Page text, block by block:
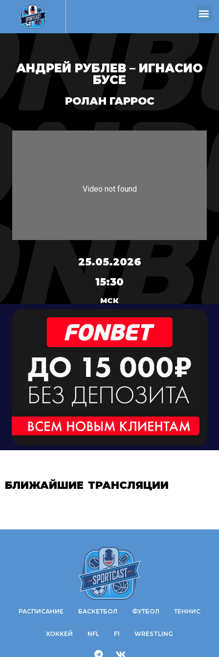
АНДРЕЙ РУБЛЕВ – ИГНАСИО
БУСЕ
РОЛАН ГАРРОС
25.05.2026
15:30
МСК
БЛИЖАЙШИЕ ТРАНСЛЯЦИИ
РАСПИСАНИЕ БАСКЕТБОЛ ФУТБОЛ ТЕННИС
ХОККЕЙ NFL F1 WRESTLING